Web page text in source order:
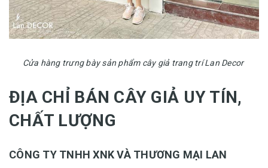
Cửa hàng trưng bày sản phẩm cây giả trang trí Lan Decor
ĐỊA CHỈ BÁN CÂY GIẢ UY TÍN,
CHẤT LƯỢNG
CÔNG TY TNHH XNK VÀ THƯƠNG MẠI LAN